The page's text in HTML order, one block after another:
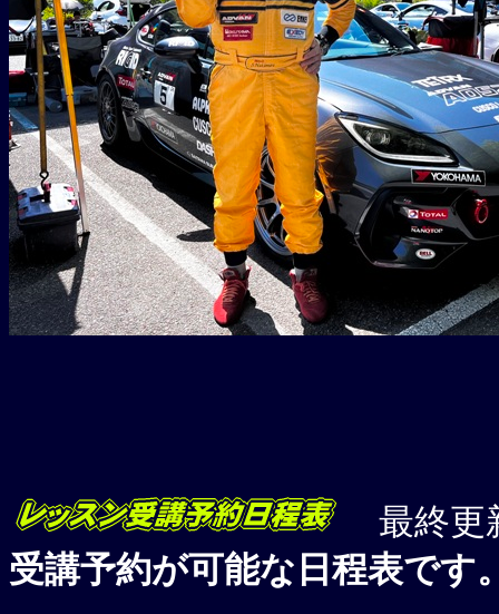
最終更
受講予約が可能な日程表です